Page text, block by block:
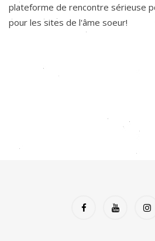
plateforme de rencontre sérieuse
pour les sites de l'âme soeur!